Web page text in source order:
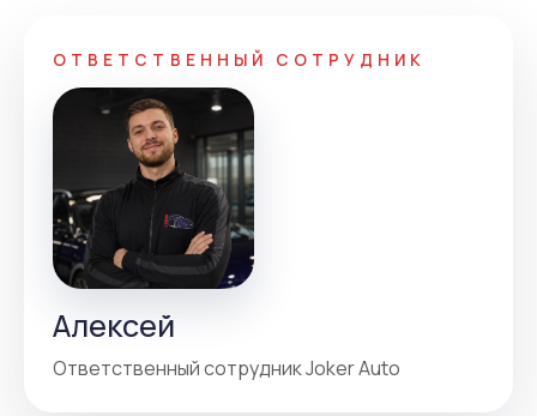
ОТВЕТСТВЕННЫЙ СОТРУДНИК
Алексей
Ответственный сотрудник Joker Auto